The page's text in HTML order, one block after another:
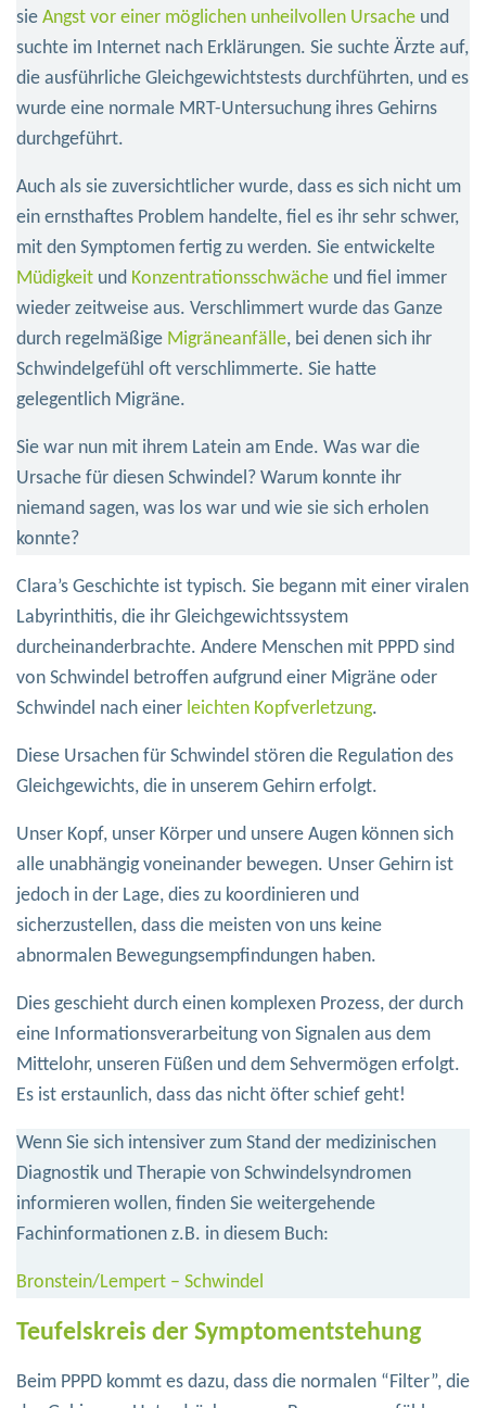
sie Angst vor einer möglichen unheilvollen Ursache und
suchte im Internet nach Erklärungen. Sie suchte Ärzte auf,
die ausführliche Gleichgewichtstests durchführten, und es
wurde eine normale MRT-Untersuchung ihres Gehirns
durchgeführt.
Auch als sie zuversichtlicher wurde, dass es sich nicht um
ein ernsthaftes Problem handelte, fiel es ihr sehr schwer,
mit den Symptomen fertig zu werden. Sie entwickelte
Müdigkeit und Konzentrationsschwäche und fiel immer
wieder zeitweise aus. Verschlimmert wurde das Ganze
durch regelmäßige Migräneanfälle, bei denen sich ihr
Schwindelgefühl oft verschlimmerte. Sie hatte
gelegentlich Migräne.
Sie war nun mit ihrem Latein am Ende. Was war die
Ursache für diesen Schwindel? Warum konnte ihr
niemand sagen, was los war und wie sie sich erholen
konnte?
Clara’s Geschichte ist typisch. Sie begann mit einer viralen
Labyrinthitis, die ihr Gleichgewichtssystem
durcheinanderbrachte. Andere Menschen mit PPPD sind
von Schwindel betroffen aufgrund einer Migräne oder
Schwindel nach einer leichten Kopfverletzung.
Diese Ursachen für Schwindel stören die Regulation des
Gleichgewichts, die in unserem Gehirn erfolgt.
Unser Kopf, unser Körper und unsere Augen können sich
alle unabhängig voneinander bewegen. Unser Gehirn ist
jedoch in der Lage, dies zu koordinieren und
sicherzustellen, dass die meisten von uns keine
abnormalen Bewegungsempfindungen haben.
Dies geschieht durch einen komplexen Prozess, der durch
eine Informationsverarbeitung von Signalen aus dem
Mittelohr, unseren Füßen und dem Sehvermögen erfolgt.
Es ist erstaunlich, dass das nicht öfter schief geht!
Wenn Sie sich intensiver zum Stand der medizinischen
Diagnostik und Therapie von Schwindelsyndromen
informieren wollen, finden Sie weitergehende
Fachinformationen z.B. in diesem Buch:
Bronstein/Lempert – Schwindel
Teufelskreis der Symptomentstehung
Beim PPPD kommt es dazu, dass die normalen “Filter”, die